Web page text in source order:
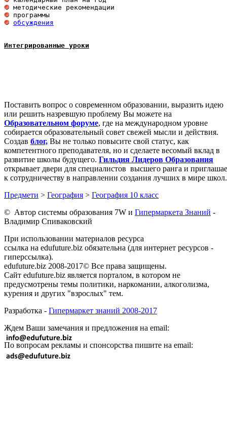
обсуждения
Интегрированные уроки
Поставить вопрос о современном образовании, выразить идею
или решить назревшую проблему Вы можете на
Образовательном форуме, где на международном уровне
собирается образовательный совет свежей мысли и действия.
Создав блог, Вы не только повысите свой статус, как
компетентного преподавателя, но и сделаете весомый вклад в
развитие школы будущего. Гильдия Лидеров Образования
открывает двери для специалистов высшего ранга и
к сотрудничеству в направлении создания лучших в мире школ.
Предмети > География > География 10 класс
© Автор системы образования 7W и Гипермаркета Знаний -
Владимир Спиваковский
При использовании материалов ресурса
ссылка на edufuture.biz обязательна (для интернет ресурсов -
гиперссылка).
edufuture.biz 2008-2017© Все права защищены.
Сайт edufuture.biz является порталом, в котором не
предусмотрены темы политики, наркомании, алкоголизма,
курения и других "взрослых" тем.
Разработка - Гипермаркет знаний 2008-2017
Ждем Ваши замечания и предложения на email:
По вопросам рекламы и спонсорства пишите на email: